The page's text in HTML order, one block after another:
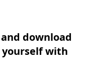
download
yourself with